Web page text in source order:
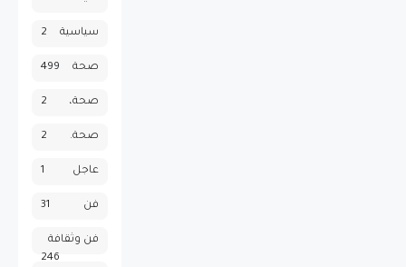
سياسية 2
صحة 499
صحة، 2
صحة. 2
عاجل 1
فن 31
فن وثقافة
246